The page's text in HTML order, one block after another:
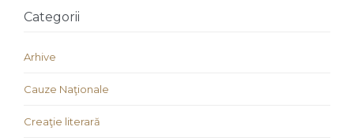
Categorii
Arhive
Cauze Naţionale
Creaţie literară